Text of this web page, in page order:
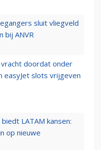
sluit vliegveld
bij ANVR
doordat onder
easyJet slots vrijgeven
LATAM kansen:
op nieuwe